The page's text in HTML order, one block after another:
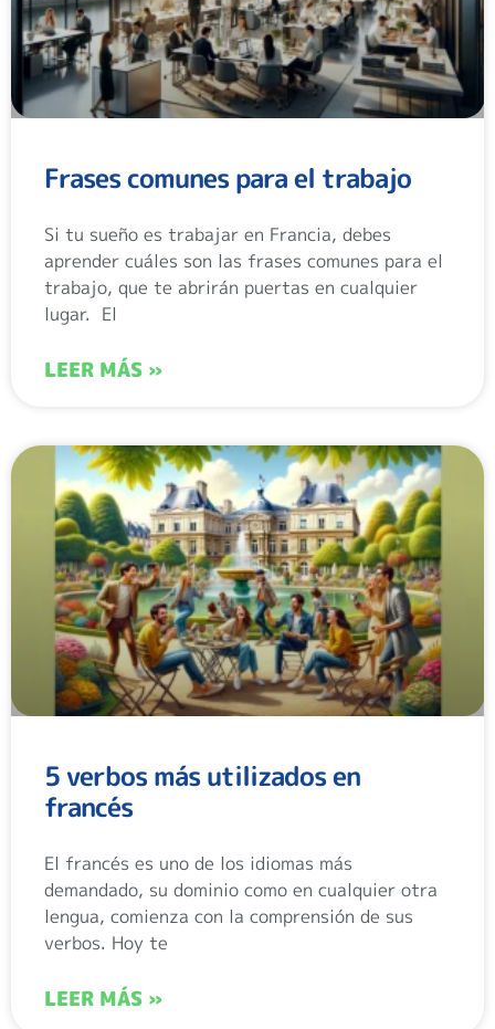
Frases comunes para el trabajo
Si tu sueño es trabajar en Francia, debes
aprender cuáles son las frases comunes para el
trabajo, que te abrirán puertas en cualquier
lugar. El
LEER MÁS »
5 verbos más utilizados en
francés
El francés es uno de los idiomas más
demandado, su dominio como en cualquier otra
lengua, comienza con la comprensión de sus
verbos. Hoy te
LEER MÁS »